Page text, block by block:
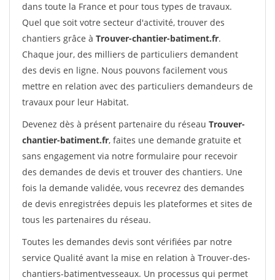
dans toute la France et pour tous types de travaux.
Quel que soit votre secteur d'activité, trouver des
chantiers grâce à Trouver-chantier-batiment.fr.
Chaque jour, des milliers de particuliers demandent
des devis en ligne. Nous pouvons facilement vous
mettre en relation avec des particuliers demandeurs de
travaux pour leur Habitat.
Devenez dès à présent partenaire du réseau Trouver-
chantier-batiment.fr, faites une demande gratuite et
sans engagement via notre formulaire pour recevoir
des demandes de devis et trouver des chantiers. Une
fois la demande validée, vous recevrez des demandes
de devis enregistrées depuis les plateformes et sites de
tous les partenaires du réseau.
Toutes les demandes devis sont vérifiées par notre
service Qualité avant la mise en relation à Trouver-des-
chantiers-batimentvesseaux. Un processus qui permet